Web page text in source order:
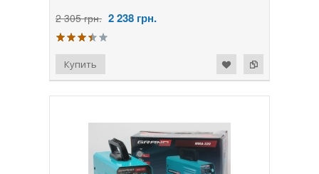
2 305 грн. 2 238 грн.